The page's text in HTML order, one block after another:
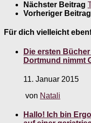
Nächster Beitrag
Vorheriger Beitrag
Für dich vielleicht
Die ersten
Dortmund nimmt
11. Januar 2015
von Natali
Hallo! Ich bin